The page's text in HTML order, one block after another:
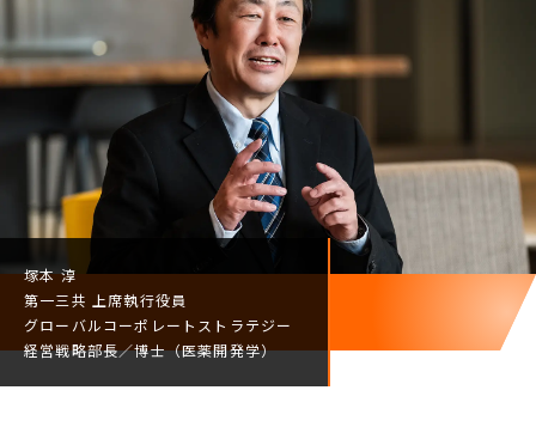
塚本 淳
第一三共 上席執行役員
グローバルコーポレート ストラテジー
経営戦略部長／博士（医薬開発学）